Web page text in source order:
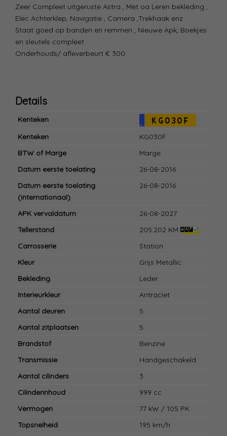
Zeer Compleet uitgeruste Astra , Met oa Leren bekleding ,
Elec Achterklep, Navigatie , Camera ,Trekhaak enz
Staat goed op banden en remmen , Nieuwe Apk, Boekjes
en sleutels compleet
Onderhouds/ afleverbeurt € 300
Details
Kenteken
NL KG030F
Kenteken
KG030F
BTW of Marge
Marge
Datum eerste toelating
26-08-2016
Datum eerste toelating
(internationaal)
26-08-2016
APK vervaldatum
26-08-2027
Tellerstand
205.202 KM
Carrosserie
Station
Kleur
Grijs Metallic
Bekleding
Leder
Interieurkleur
Antraciet
Aantal deuren
5
Aantal zitplaatsen
5
Brandstof
Benzine
Transmissie
Handgeschakeld
Aantal cilinders
3
Cilinderinhoud
999 cc
Vermogen
77 kW / 105 PK
Topsnelheid
195 km/h